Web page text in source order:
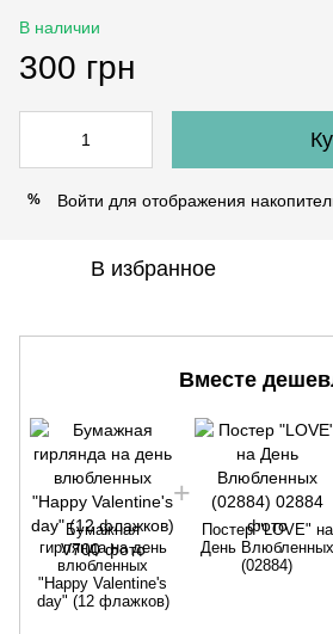
В наличии
300 грн
% Войти для отображения
В избранное
Вместе
Бумажная
гирлянда на день
влюбленных
"Happy Valentine's
day" (12 флажков)
Постер "LOVE" на
День Влюбленных
(02884)